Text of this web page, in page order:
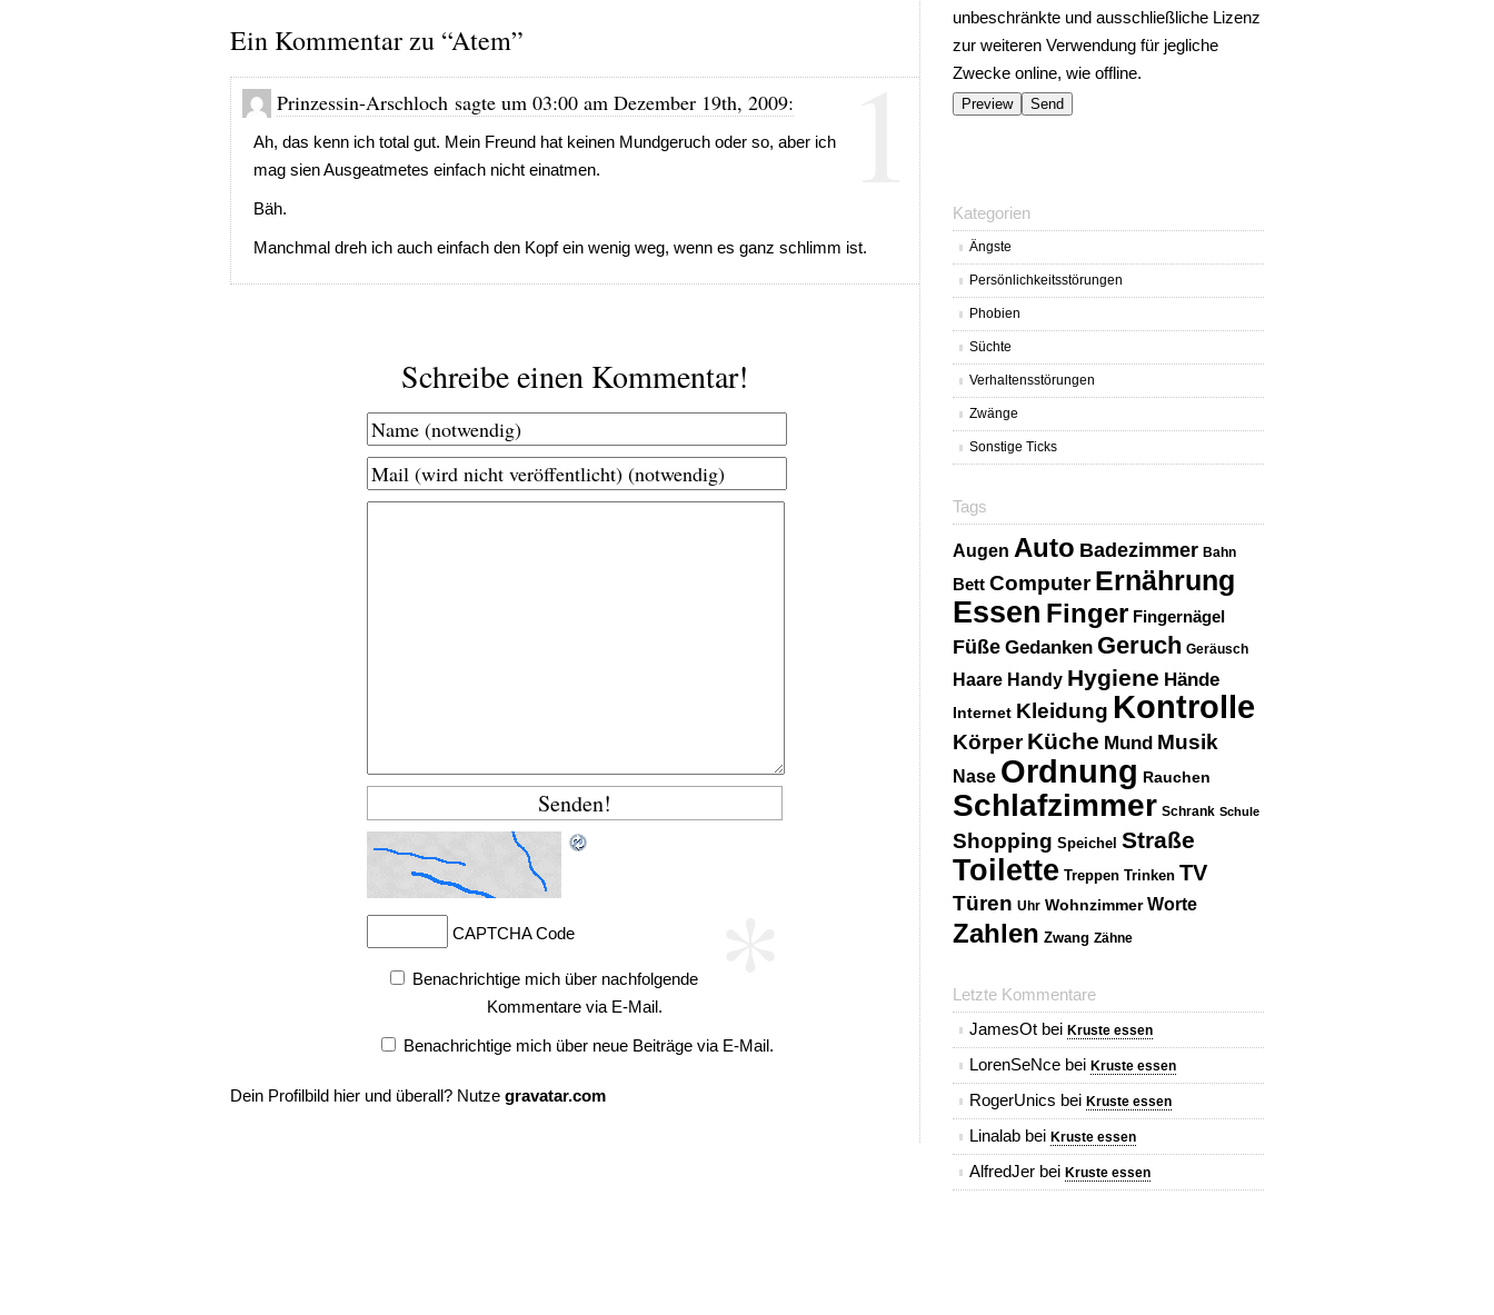
Ein Kommentar zu “Atem”
1
Prinzessin-Arschloch sagte um 03:00 am Dezember 19th, 2009:
Ah, das kenn ich total gut. Mein Freund hat keinen Mundgeruch oder so, aber ich
mag sien Ausgeatmetes einfach nicht einatmen.
Bäh.
Manchmal dreh ich auch einfach den Kopf ein wenig weg, wenn es ganz schlimm ist.
Schreibe einen Kommentar!
CAPTCHA Code
Benachrichtige mich über nachfolgende
Kommentare via E-Mail.
Benachrichtige mich über neue Beiträge via E-Mail.
Dein Profilbild hier und überall? Nutze gravatar.com
unbeschränkte und ausschließliche Lizenz
zur weiteren Verwendung für jegliche
Zwecke online, wie offline.
Kategorien
Ängste
Persönlichkeitsstörungen
Phobien
Süchte
Verhaltensstörungen
Zwänge
Sonstige Ticks
Tags
Augen Auto Badezimmer Bahn
Bett Computer Ernährung
Essen Finger Fingernägel
Füße Gedanken Geruch Geräusch
Haare Handy Hygiene Hände
Internet Kleidung Kontrolle
Körper Küche Mund Musik
Nase Ordnung Rauchen
Schlafzimmer Schrank Schule
Shopping Speichel Straße
Toilette Treppen Trinken TV
Türen Uhr Wohnzimmer Worte
Zahlen Zwang Zähne
Letzte Kommentare
JamesOt bei Kruste essen
LorenSeNce bei Kruste essen
RogerUnics bei Kruste essen
Linalab bei Kruste essen
AlfredJer bei Kruste essen